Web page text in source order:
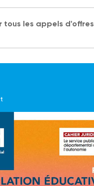
tous les appels d'offres